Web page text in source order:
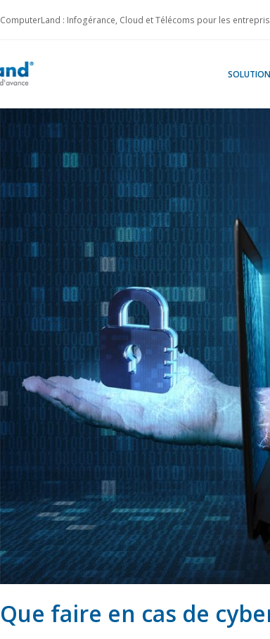
ComputerLand : Infogérance, Cloud et Télécoms pour les
Que faire en cas de